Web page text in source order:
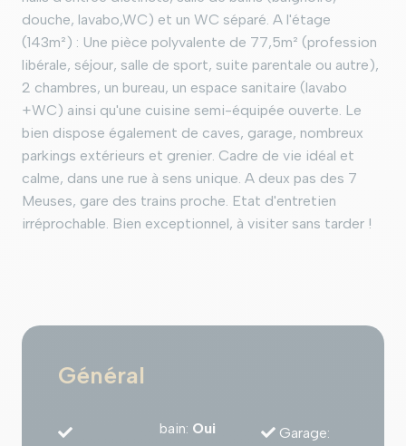
douche, lavabo,WC) et un WC séparé. A l'étage
(143m²) : Une pièce polyvalente de 77,5m² (profession
libérale, séjour, salle de sport, suite parentale ou autre),
2 chambres, un bureau, un espace sanitaire (lavabo
+WC) ainsi qu'une cuisine semi-équipée ouverte. Le
bien dispose également de caves, garage, nombreux
parkings extérieurs et grenier. Cadre de vie idéal et
calme, dans une rue à sens unique. A deux pas des 7
Meuses, gare des trains proche. Etat d'entretien
irréprochable. Bien exceptionnel, à visiter sans tarder !
Général
bain: Oui
Garage: